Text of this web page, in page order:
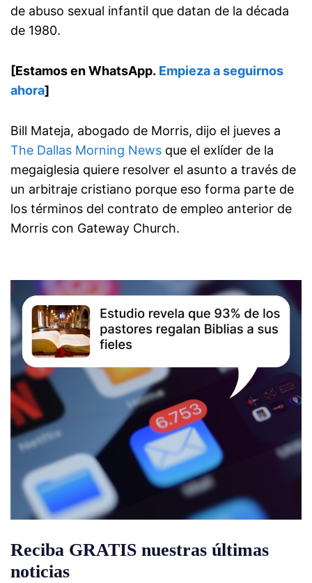
de abuso sexual infantil que datan de la década
de 1980.
[Estamos en WhatsApp. Empieza a seguirnos
ahora]
Bill Mateja, abogado de Morris, dijo el jueves a
The Dallas Morning News que el exlíder de la
megaiglesia quiere resolver el asunto a través de
un arbitraje cristiano porque eso forma parte de
los términos del contrato de empleo anterior de
Morris con Gateway Church.
Reciba GRATIS nuestras últimas
noticias